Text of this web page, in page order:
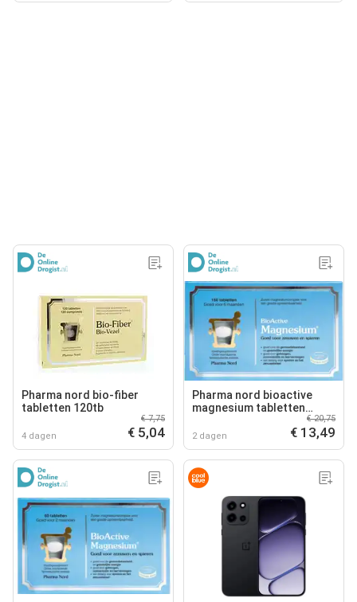
Pharma nord bio-fiber
tabletten 120tb
4 dagen
€ 7,75
€ 5,04
Pharma nord bioactive
magnesium tabletten
2 dagen
€ 20,75
€ 13,49